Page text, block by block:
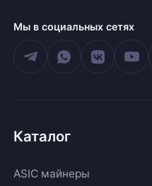
Мы в социальных сетях
Каталог
ASIC майнеры